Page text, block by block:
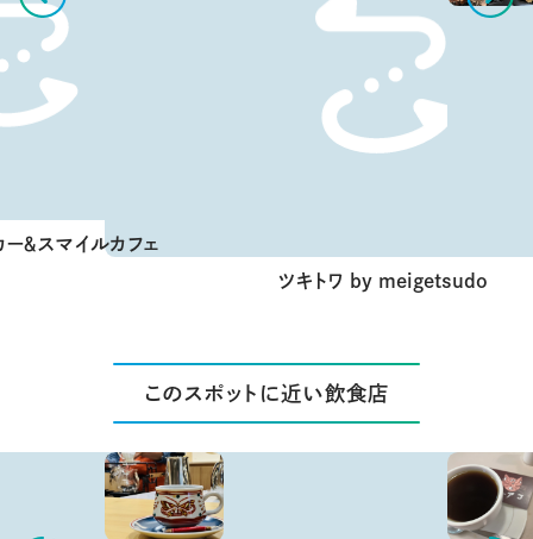
＆スマイルカフェ
ツキトワ by meigetsudo
このスポットに近い飲食店